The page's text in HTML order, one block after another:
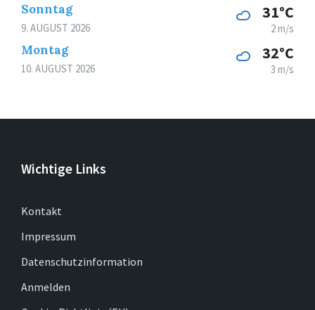
Sonntag
9. AUGUST 2026
31°C
2 m/s
Montag
10. AUGUST 2026
32°C
3 m/s
Wichtige Links
Kontakt
Impressum
Datenschutzinformation
Anmelden